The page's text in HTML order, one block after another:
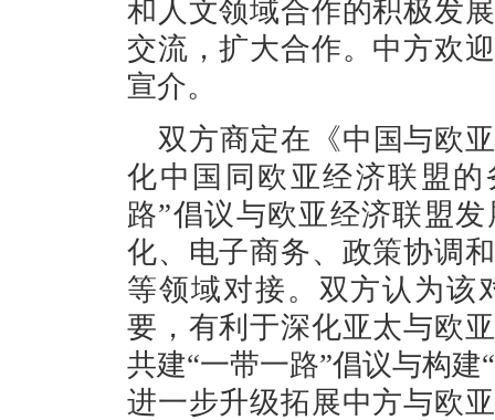
和人文领域合作的积极发
交流，扩大合作。中方欢
宣介。
双方商定在《中国与欧
化中国同欧亚经济联盟
路”倡议与欧亚经济联盟
化、电子商务、政策协调
等领域对接。双方认为该
要，有利于深化亚太与欧
共建“一带一路”倡议与构
进一步升级拓展中方与欧